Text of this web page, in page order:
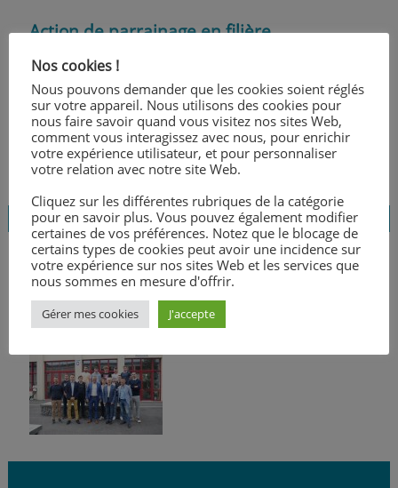
Action de parrainage en filière
professionnelle
11 octobre 2022 Laurence Bouthemy
Une nouvelle formation au lycée Marcel
Callo
Nos cookies !
Nous pouvons demander que les cookies soient réglés
sur votre appareil. Nous utilisons des cookies pour
nous faire savoir quand vous visitez nos sites Web,
comment vous interagissez avec nous, pour enrichir
votre expérience utilisateur, et pour personnaliser
votre relation avec notre site Web.
Cliquez sur les différentes rubriques de la catégorie
pour en savoir plus. Vous pouvez également modifier
certaines de vos préférences. Notez que le blocage de
certains types de cookies peut avoir une incidence sur
votre expérience sur nos sites Web et les services que
nous sommes en mesure d'offrir.
Gérer mes cookies J'accepte